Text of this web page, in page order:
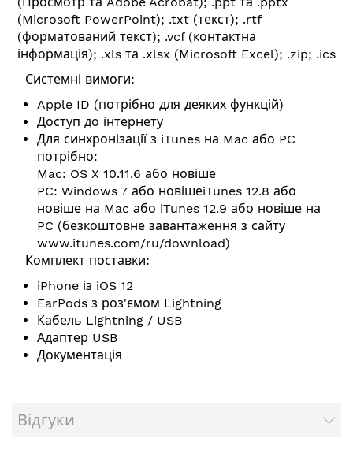
(Microsoft PowerPoint); .txt (текст); .rtf
(форматований текст); .vcf (контактна
інформація); .xls та .xlsx (Microsoft Excel); .zip; .ics
Системні вимоги:
Apple ID (потрібно для деяких функцій)
Доступ до інтернету
Для синхронізації з iTunes на Mac або PC
потрібно:
Mac: OS X 10.11.6 або новіше
PC: Windows 7 або новішеiTunes 12.8 або
новіше на Mac або iTunes 12.9 або новіше на
PC (безкоштовне завантаження з сайту
www.itunes.com/ru/download)
Комплект поставки:
iPhone із iOS 12
EarPods з роз'ємом Lightning
Кабель Lightning / USB
Адаптер USB
Документація
Відгуки